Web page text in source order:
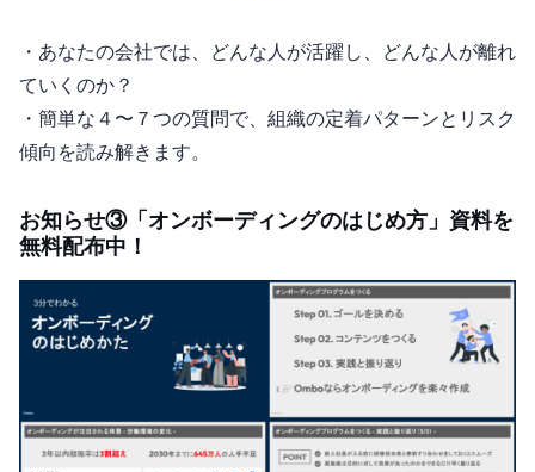
・あなたの会社では、どんな人が活躍し、どんな人が離れ
ていくのか？
・簡単な４〜７つの質問で、組織の"定着パターン"と"リスク
傾向"を読み解きます。
お知らせ③「オンボーディングのはじめ方」資料を
無料配布中！